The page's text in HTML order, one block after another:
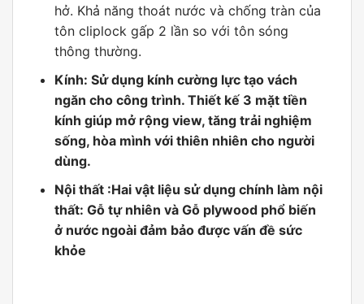
hở. Khả năng thoát nước và chống tràn của
tôn cliplock gấp 2 lần so với tôn sóng
thông thường.
Kính: Sử dụng kính cường lực tạo vách
ngăn cho công trình. Thiết kế 3 mặt tiền
kính giúp mở rộng view, tăng trải nghiệm
sống, hòa mình với thiên nhiên cho người
dùng.
Nội thất :Hai vật liệu sử dụng chính làm nội
thất: Gỗ tự nhiên và Gỗ plywood phổ biến
ở nước ngoài đảm bảo được vấn đề sức
khỏe